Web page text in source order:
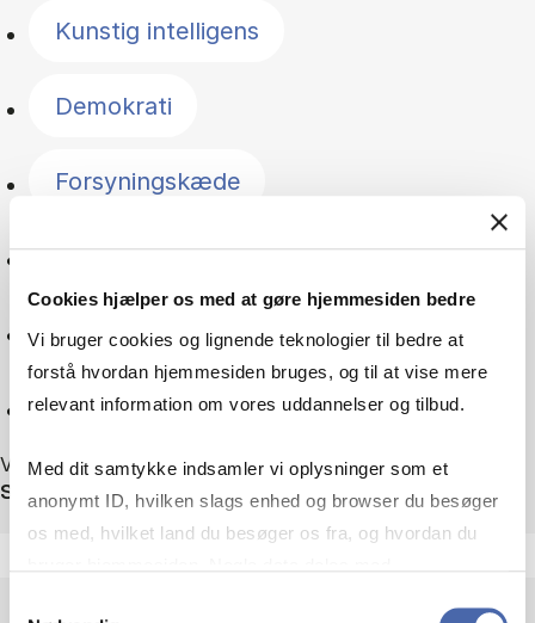
Cookies hjælper os med at gøre hjemmesiden bedre
Vi bruger cookies og lignende teknologier til bedre at
forstå hvordan hjemmesiden bruges, og til at vise mere
relevant information om vores uddannelser og tilbud.
Med dit samtykke indsamler vi oplysninger som et
anonymt ID, hvilken slags enhed og browser du besøger
os med, hvilket land du besøger os fra, og hvordan du
Kunstig intelligens
Demokrati
Forsyningskæde
Geopolitik
Grøn omstilling
Nulstil
Viser 75 ud af 75 nyheder
Sortér efter